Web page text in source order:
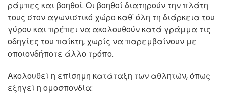
ράμπες και βοηθοί. Οι βοηθοί διατηρούν την πλάτη
τους στον αγωνιστικό χώρο καθ' όλη τη διάρκεια του
γύρου και πρέπει να ακολουθούν κατά γράμμα τις
οδηγίες του παίκτη, χωρίς να παρεμβαίνουν με
οποιονδήποτε άλλο τρόπο.
Ακολουθεί η επίσημη κατάταξη των αθλητών, όπως
εξηγεί η ομοσπονδία: